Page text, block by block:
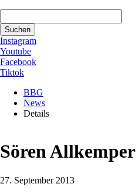
Suchen
Instagram
Youtube
Facebook
Tiktok
BBG
News
Details
Sören Allkemper
27. September 2013